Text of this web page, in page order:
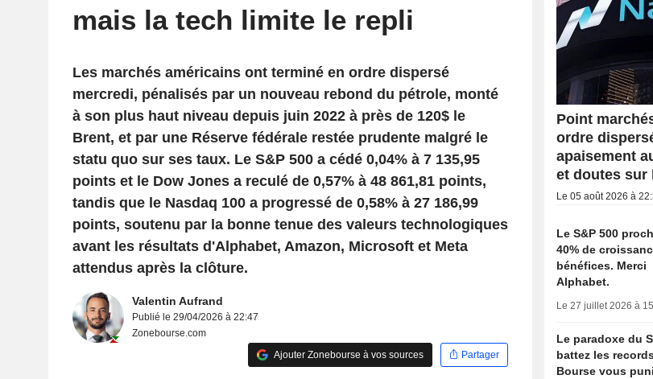
mais la tech limite le repli
Les marchés américains ont terminé en ordre dispersé
mercredi, pénalisés par un nouveau rebond du pétrole, monté
à son plus haut niveau depuis juin 2022 à près de 120$ le
Brent, et par une Réserve fédérale restée prudente malgré le
statu quo sur ses taux. Le S&P 500 a cédé 0,04% à 7 135,95
points et le Dow Jones a reculé de 0,57% à 48 861,81 points,
tandis que le Nasdaq 100 a progressé de 0,58% à 27 186,99
points, soutenu par la bonne tenue des valeurs technologiques
avant les résultats d'Alphabet, Amazon, Microsoft et Meta
attendus après la clôture.
Valentin Aufrand
Publié le 29/04/2026 à 22:47
Zonebourse.com
Ajouter Zonebourse à vos sources
Partager
Point
ordre
apaisement
et doutes sur
Le 05 août 2026 à
Le S&P 500
40% de
bénéfices. Merci
Alphabet.
Le 27 juillet 2026 à
Le paradoxe du
battez les
Bourse vous